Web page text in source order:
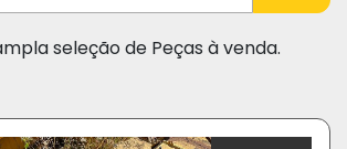
seleção de Peças à venda.